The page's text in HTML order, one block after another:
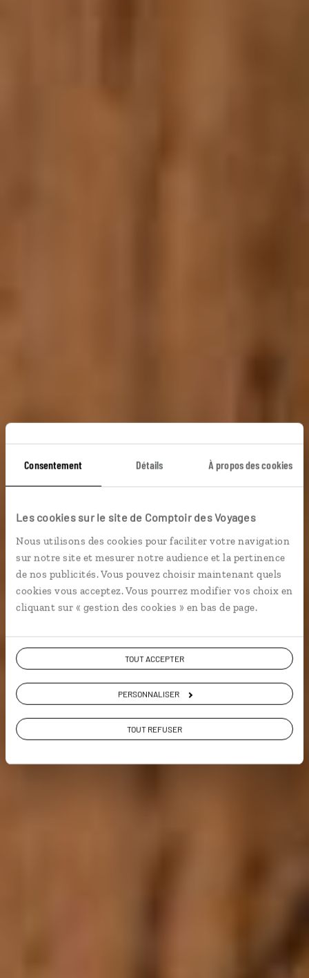
Consentement Détails À propos des cookies
Les cookies sur le site de Comptoir des Voyages
Nous utilisons des cookies pour faciliter votre navigation
sur notre site et mesurer notre audience et la pertinence
de nos publicités. Vous pouvez choisir maintenant quels
cookies vous acceptez. Vous pourrez modifier vos choix en
cliquant sur « gestion des cookies » en bas de page.
TOUT ACCEPTER
PERSONNALISER
TOUT REFUSER
Les égyptologues en
herbe
Circuit famille de Louxor à Assouan.
En famille Grands sites
VOIR LA GALERIE PHOTOS